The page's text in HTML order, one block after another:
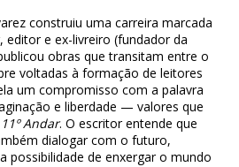
construiu uma carreira marcada
editor e ex-livreiro (fundador da
obras que transitam entre o
voltadas à formação de leitores
um compromisso com a palavra
e liberdade — valores que
Andar. O escritor entende que
dialogar com o futuro,
possibilidade de enxergar o mundo